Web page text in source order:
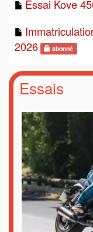
Essai Kove
2026
abonné
Essais